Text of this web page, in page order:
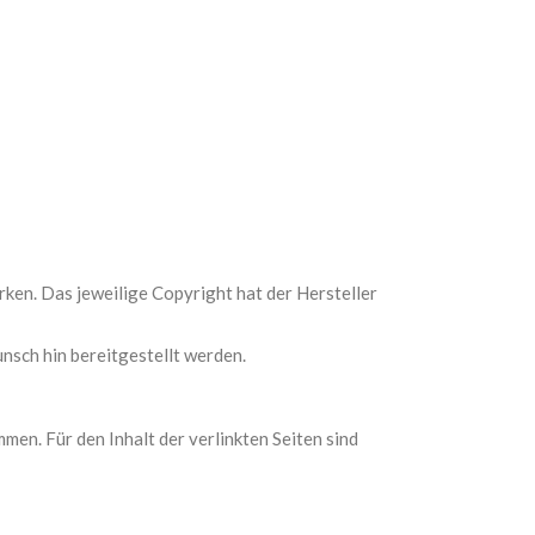
Das jeweilige Copyright hat der Hersteller
hin bereitgestellt werden.
Für den Inhalt der verlinkten Seiten sind